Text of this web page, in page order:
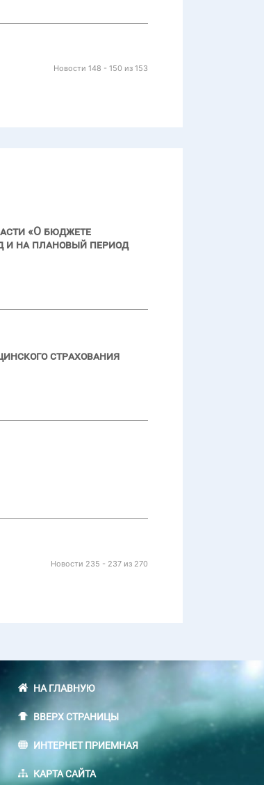
Новости 148 - 150 из 153
«О бюджете
и на плановый период
страхования
Новости 235 - 237 из 270
НА ГЛАВНУЮ
ВВЕРХ СТРАНИЦЫ
ИНТЕРНЕТ ПРИЕМНАЯ
КАРТА САЙТА